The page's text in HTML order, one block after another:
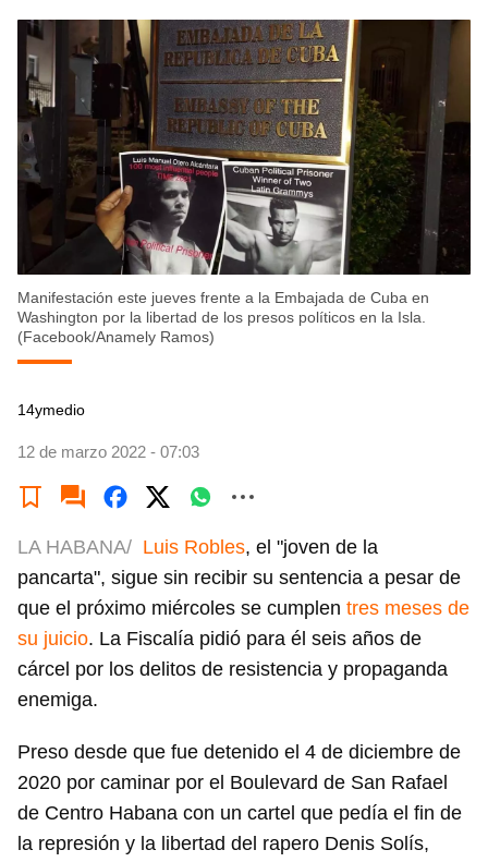
Manifestación este jueves frente a la Embajada de Cuba en
Washington por la libertad de los presos políticos en la Isla.
(Facebook/Anamely Ramos)
14ymedio
12 de marzo 2022 - 07:03
LA HABANA/ Luis Robles, el "joven de la
pancarta", sigue sin recibir su sentencia a pesar de
que el próximo miércoles se cumplen tres meses de
su juicio. La Fiscalía pidió para él seis años de
cárcel por los delitos de resistencia y propaganda
enemiga.
Preso desde que fue detenido el 4 de diciembre de
2020 por caminar por el Boulevard de San Rafael
de Centro Habana con un cartel que pedía el fin de
la represión y la libertad del rapero Denis Solís,